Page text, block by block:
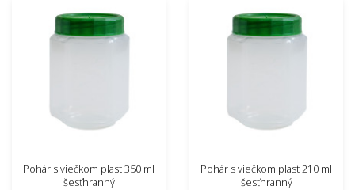
Pohár s viečkom plast 350 ml
šesťhranný
Pohár s viečkom plast 210 ml
šesťhranný